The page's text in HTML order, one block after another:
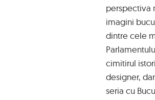
perspectiva
imagini
dintre cele
cimitirul
designer,
seria cu